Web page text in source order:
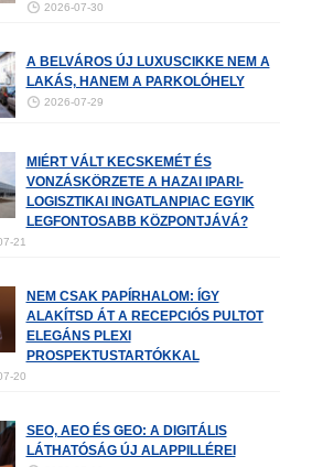
2026-07-30
A BELVÁROS ÚJ LUXUSCIKKE NEM A
LAKÁS, HANEM A PARKOLÓHELY
2026-07-29
MIÉRT VÁLT KECSKEMÉT ÉS
VONZÁSKÖRZETE A HAZAI IPARI-
LOGISZTIKAI INGATLANPIAC EGYIK
LEGFONTOSABB KÖZPONTJÁVÁ?
21
NEM CSAK PAPÍRHALOM: ÍGY
ALAKÍTSD ÁT A RECEPCIÓS PULTOT
ELEGÁNS PLEXI
PROSPEKTUSTARTÓKKAL
20
SEO, AEO ÉS GEO: A DIGITÁLIS
LÁTHATÓSÁG ÚJ ALAPPILLÉREI